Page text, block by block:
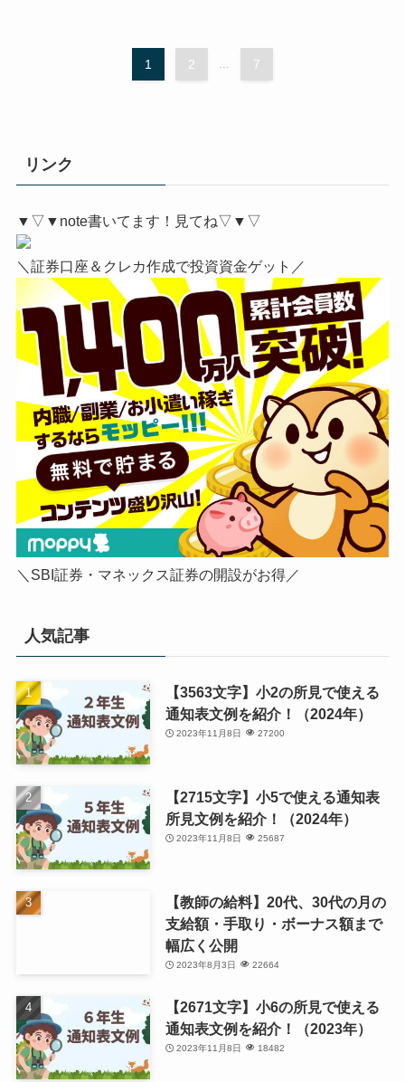
1 2 7
リンク
▼▽▼note書いてます！見てね▽▼▽
＼証券口座＆クレカ作成で投資資金ゲット／
＼SBI証券・マネックス証券の開設がお得／
人気記事
【3563文字】小2の所見で使える
通知表文例を紹介！（2024年）
2023年11月8日 27200
【2715文字】小5で使える通知表
所見文例を紹介！（2024年）
2023年11月8日 25687
【教師の給料】20代、30代の月の
支給額・手取り・ボーナス額まで
幅広く公開
2023年8月3日 22664
【2671文字】小6の所見で使える
通知表文例を紹介！（2023年）
2023年11月8日 18482